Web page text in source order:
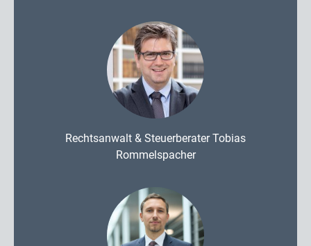
Rechtsanwalt & Steuerberater Tobias
Rommelspacher